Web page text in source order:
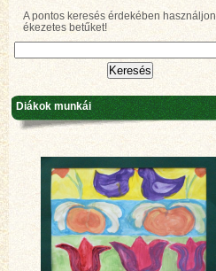
A pontos keresés érdekében használjon
ékezetes betűket!
Diákok munkái